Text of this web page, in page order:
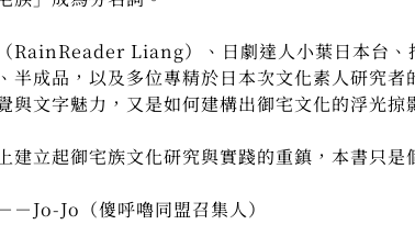
RainReader Liang）、日劇達人小葉日本台
半成品，以及多位專精於日本次文化素人研究
與文字魅力，又是如何建構出御宅文化的浮光掠
立起御宅族文化研究與實踐的重鎮，本書只是
－Jo-Jo（傻呼嚕同盟召集人）